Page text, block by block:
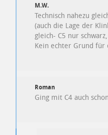
M.W.
Technisch nahezu
(auch die Lage der
gleich- C5 nur
Kein echter Grund für
Roman
Ging mit C4 auch